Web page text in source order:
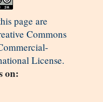
page are
Commons
License.
on: